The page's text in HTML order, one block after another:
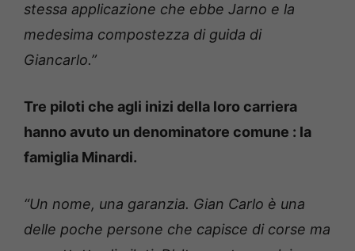
stessa applicazione che ebbe Jarno e la
medesima compostezza di guida di
Giancarlo.”
Tre piloti che agli inizi della loro carriera
hanno avuto un denominatore comune : la
famiglia Minardi.
“Un nome, una garanzia. Gian Carlo è una
delle poche persone che capisce di corse ma